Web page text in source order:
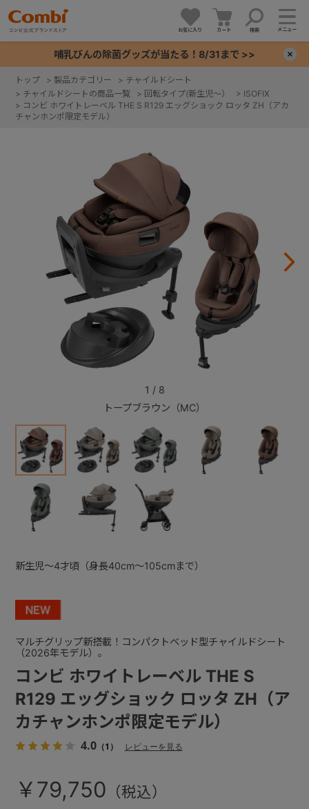
お気に入り カート 検索 メニュー
哺乳びんの除菌グッズが当たる！8/31まで >>
トップ > 製品カテゴリー > チャイルドシート
> チャイルドシートの商品一覧 > 回転タイプ(新生児～） > ISOFIX
> コンビ ホワイトレーベル THE S R129 エッグショック ロッタ ZH（アカ
チャンホンポ限定モデル）
トープブラウン（MC）
1 / 8
コンビ ホワイトレーベル THE S
R129 エッグショック ロッタ ZH（ア
カチャンホンポ限定モデル）
4.0（1） レビューを見る
マルチグリップ新搭載！コンパクトベッド型チャイルドシート
（2026年モデル）。
￥79,750
新生児～4才頃（身長40cm～105cmまで）